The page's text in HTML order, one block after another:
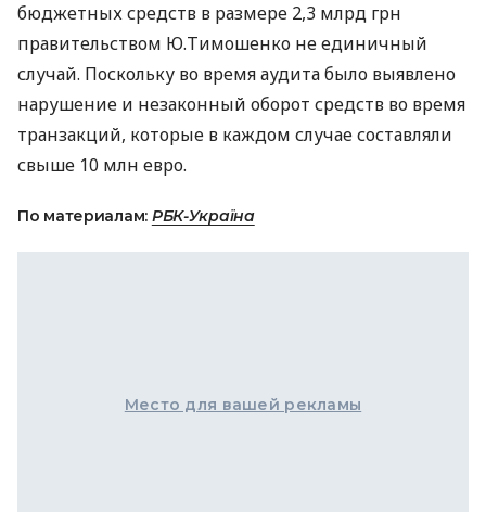
бюджетных средств в размере 2,3 млрд грн
правительством Ю.Тимошенко не единичный
случай. Поскольку во время аудита было выявлено
нарушение и незаконный оборот средств во время
транзакций, которые в каждом случае составляли
свыше 10 млн евро.
По материалам: РБК-Україна
Место для вашей рекламы